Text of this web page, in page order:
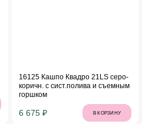
16125 Кашпо Квадро 21LS серо-
коричн. с сист.полива и съемным
горшком
6 675 ₽ В КОРЗИНУ